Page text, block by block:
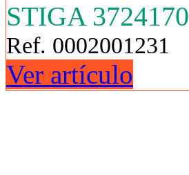
STIGA 3724170
Ref. 0002001231
Ver artículo